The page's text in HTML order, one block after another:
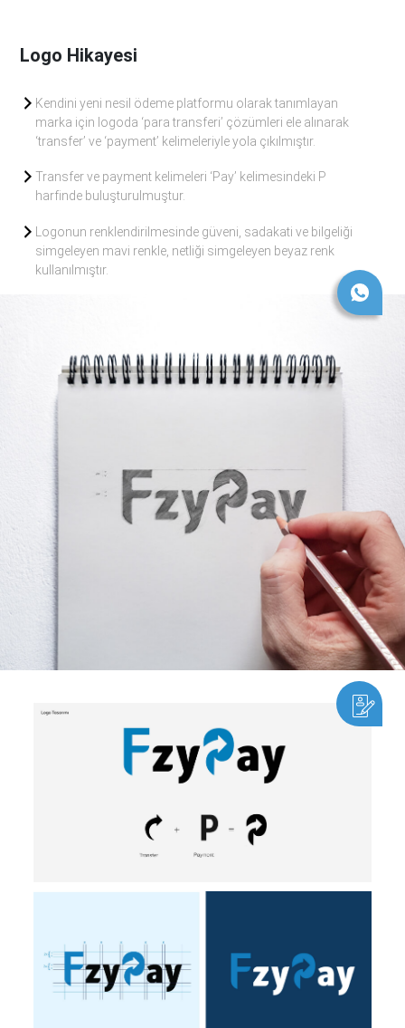
Logo Hikayesi
Kendini yeni nesil ödeme platformu olarak tanımlayan
marka için logoda ‘para transferi’ çözümleri ele alınarak
‘transfer’ ve ‘payment’ kelimeleriyle yola çıkılmıştır.
Transfer ve payment kelimeleri ‘Pay’ kelimesindeki P
harfinde buluşturulmuştur.
Logonun renklendirilmesinde güveni, sadakati ve bilgeliği
simgeleyen mavi renkle, netliği simgeleyen beyaz renk
kullanılmıştır.